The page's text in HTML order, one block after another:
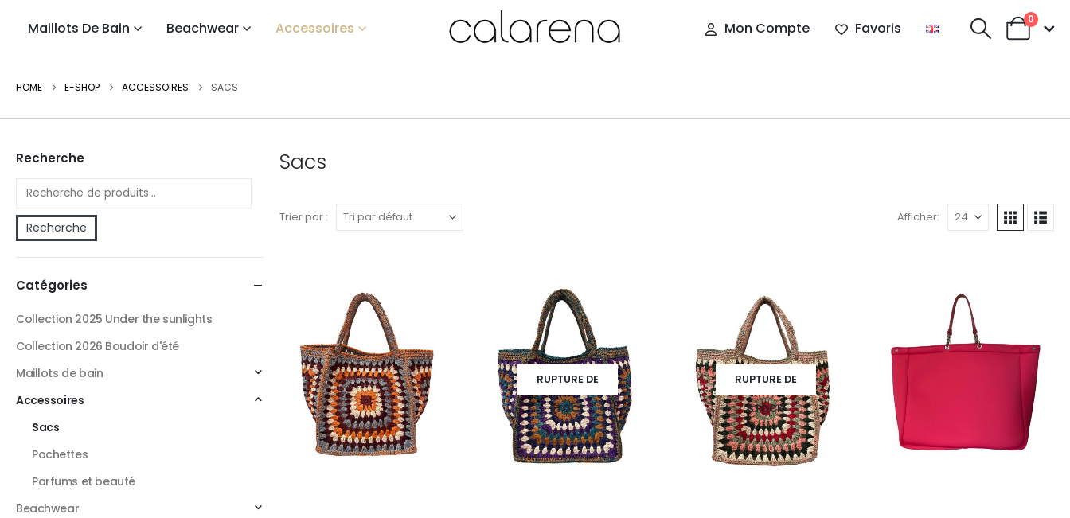
Maillots De Bain Beachwear Accessoires Mon Compte Favoris 0
HOME E-SHOP ACCESSOIRES SACS
Sacs
Trier par : Afficher:
RUPTURE DE
STOCK
RUPTURE DE
STOCK
Recherche
Recherche
Catégories
Collection 2025 Under the sunlights
Collection 2026 Boudoir d'été
Maillots de bain
Accessoires
Sacs
Pochettes
Parfums et beauté
Beachwear